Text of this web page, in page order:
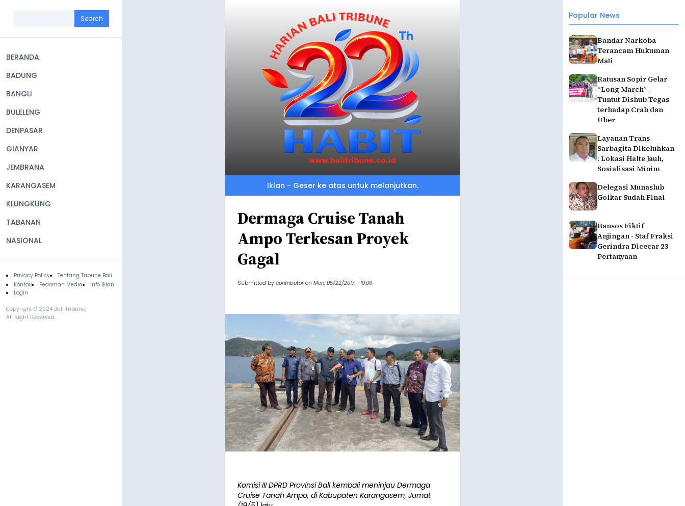
navigation
BERANDA
BADUNG
BANGLI
BULELENG
DENPASAR
GIANYAR
JEMBRANA
KARANGASEM
KLUNGKUNG
TABANAN
NASIONAL
Footer
Privacy Policy
Tentang Tribune Bali
Kontak
Pedoman Media
Info Iklan
Login
Copyright © 2024 Bali Tribune,
All Right Reserved.
Popular News
Bandar Narkoba
Terancam Hukuman
Mati
Ratusan Sopir Gelar
“Long March” -
Tuntut Dishub Tegas
terhadap Crab dan
Uber
Layanan Trans
Sarbagita Dikeluhkan
: Lokasi Halte Jauh,
Sosialisasi Minim
Delegasi Munaslub
Golkar Sudah Final
Bansos Fiktif
Anjingan - Staf Fraksi
Gerindra Dicecar 23
Pertanyaan
Iklan - Geser ke atas untuk melanjutkan.
Dermaga Cruise Tanah
Ampo Terkesan Proyek
Gagal
Submitted by contributor on Mon, 05/22/2017 - 19:06
Komisi III DPRD Provinsi Bali kembali meninjau Dermaga
Cruise Tanah Ampo, di Kabupaten Karangasem, Jumat